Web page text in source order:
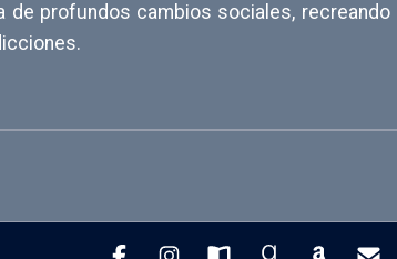
de profundos cambios sociales,